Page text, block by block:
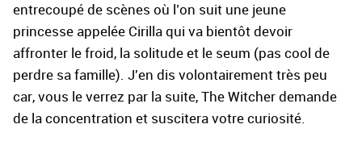
entrecoupé de scènes où l’on suit une jeune
princesse appelée Cirilla qui va bientôt devoir
affronter le froid, la solitude et le seum (pas cool de
perdre sa famille). J'en dis volontairement très peu
car, vous le verrez par la suite, The Witcher demande
de la concentration et suscitera votre curiosité.